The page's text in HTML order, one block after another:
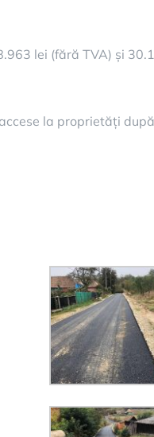
lei (fără TVA) și
la proprietăți